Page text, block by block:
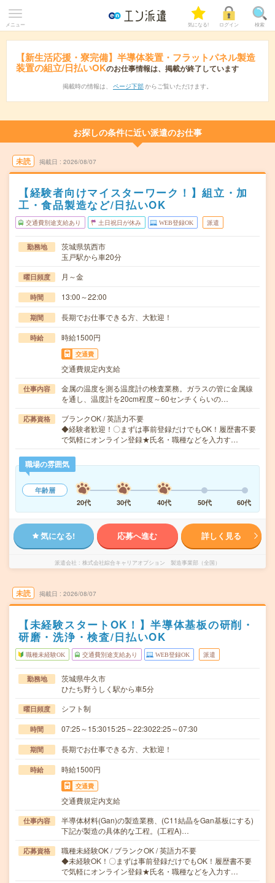
メニュー 気になる! ログイン 検索
【新生活応援・寮完備】半導体装置・フラットパネル製造
装置の組立/日払いOKのお仕事情報は、掲載が終了しています
掲載時の情報は、 ページ下部 からご覧いただけます。
お探しの条件に近い派遣のお仕事
未読 掲載日 2026/08/07
【経験者向けマイスターワーク！】組立・加
工・食品製造など/日払いOK
交通費別途支給あり 土日祝日が休み WEB登録OK 派遣
勤務地
茨城県筑西市
玉戸駅から車20分
曜日頻度 月～金
時間 13:00～22:00
期間 長期でお仕事できる方、大歓迎！
時給 時給1500円
交通費
交通費規定内支給
仕事内容
金属の温度を測る温度計の検査業務。ガラスの管に金属線
を通し、温度計を20cm程度～60センチくらいの…
応募資格
ブランクOK / 英語力不要
◆経験者歓迎！〇まずは事前登録だけでもOK！履歴書不要
で気軽にオンライン登録★氏名・職種などを入力す…
職場の雰囲気
年齢層
20代
30代 40代 50代 60代
気になる! 応募へ進む 詳しく見る
派遣会社 株式会社綜合キャリアオプション 製造事業部（全国）
未読 掲載日 2026/08/07
【未経験スタートOK！】半導体基板の研削・
研磨・洗浄・検査/日払いOK
職種未経験OK 交通費別途支給あり WEB登録OK 派遣
勤務地
茨城県牛久市
ひたち野うしく駅から車5分
曜日頻度 シフト制
時間 07:25～15:3015:25～22:3022:25～07:30
期間 長期でお仕事できる方、大歓迎！
時給 時給1500円
交通費
交通費規定内支給
仕事内容
半導体材料(Gan)の製造業務、(C11結晶をGan基板にする)
下記が製造の具体的な工程。(工程A)…
応募資格
職種未経験OK / ブランクOK / 英語力不要
◆未経験OK！〇まずは事前登録だけでもOK！履歴書不要
で気軽にオンライン登録★氏名・職種などを入力す…